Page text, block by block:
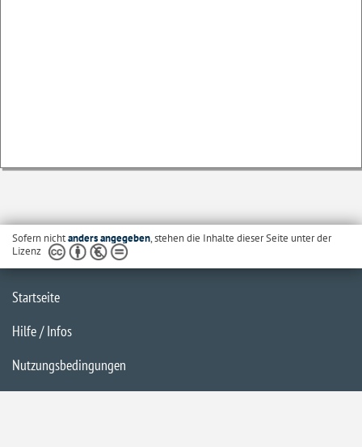
Sofern nichtanders angegeben, stehen die Inhalte dieser Seite unter der
Lizenz
Startseite
Hilfe / Infos
Nutzungsbedingungen